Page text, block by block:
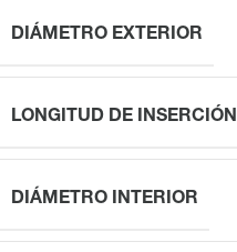
DIÁMETRO EXTERIOR
LONGITUD DE INSERCIÓN
DIÁMETRO INTERIOR